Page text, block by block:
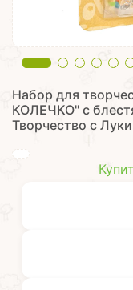
Набор для
КОЛЕЧКО" с
Творчество с